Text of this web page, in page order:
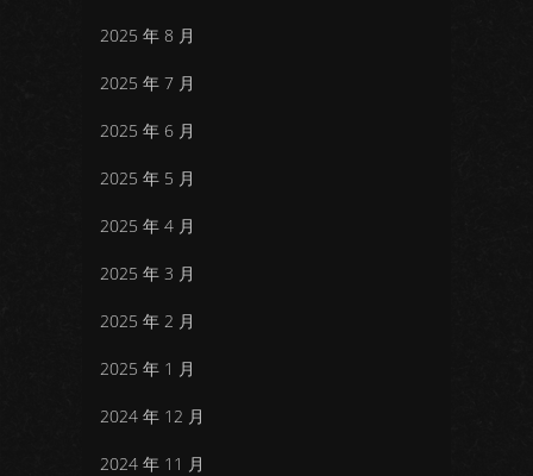
2025 年 8 月
2025 年 7 月
2025 年 6 月
2025 年 5 月
2025 年 4 月
2025 年 3 月
2025 年 2 月
2025 年 1 月
2024 年 12 月
2024 年 11 月